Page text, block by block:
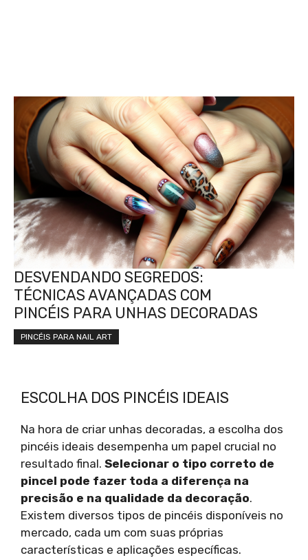
DESVENDANDO SEGREDOS:
TÉCNICAS AVANÇADAS COM
PINCÉIS PARA UNHAS DECORADAS
PINCÉIS PARA NAIL ART
ESCOLHA DOS PINCÉIS IDEAIS
Na hora de criar unhas decoradas, a escolha dos
pincéis ideais desempenha um papel crucial no
resultado final. Selecionar o tipo correto de
pincel pode fazer toda a diferença na
precisão e na qualidade da decoração.
Existem diversos tipos de pincéis disponíveis no
mercado, cada um com suas próprias
características e aplicações específicas.